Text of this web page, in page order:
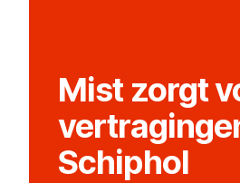
Mist zorgt
Schiphol